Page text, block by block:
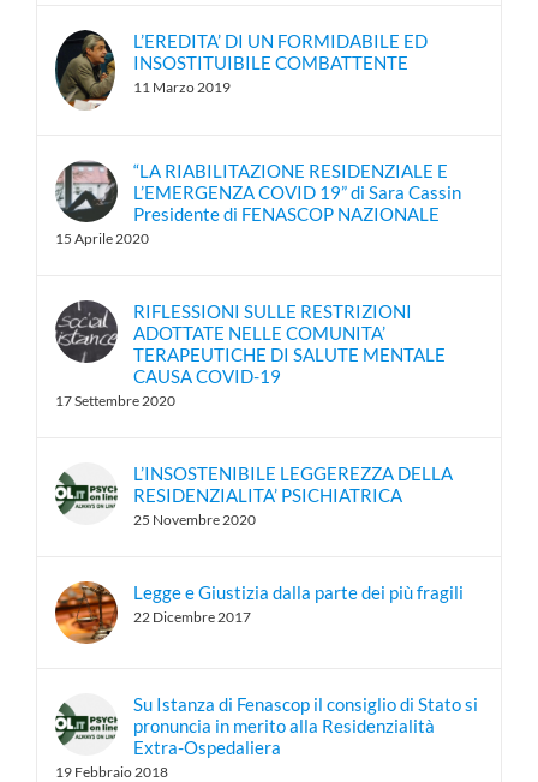
L’EREDITA’ DI UN FORMIDABILE ED
INSOSTITUIBILE COMBATTENTE
11 Marzo 2019
“LA RIABILITAZIONE RESIDENZIALE E
L’EMERGENZA COVID 19” di Sara Cassin
Presidente di FENASCOP NAZIONALE
15 Aprile 2020
RIFLESSIONI SULLE RESTRIZIONI
ADOTTATE NELLE COMUNITA’
TERAPEUTICHE DI SALUTE MENTALE
CAUSA COVID-19
17 Settembre 2020
L’INSOSTENIBILE LEGGEREZZA DELLA
RESIDENZIALITA’ PSICHIATRICA
25 Novembre 2020
Legge e Giustizia dalla parte dei più fragili
22 Dicembre 2017
Su Istanza di Fenascop il consiglio di Stato si
pronuncia in merito alla Residenzialità
Extra-Ospedaliera
19 Febbraio 2018